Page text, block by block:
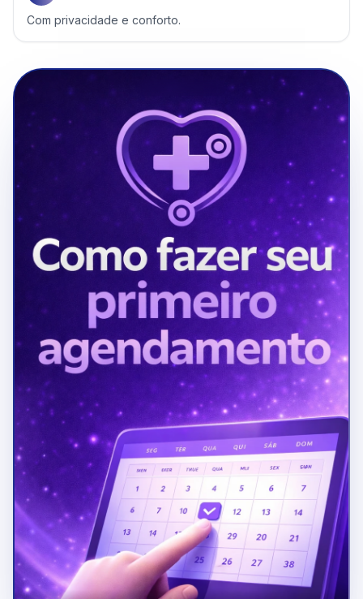
Com privacidade e conforto.